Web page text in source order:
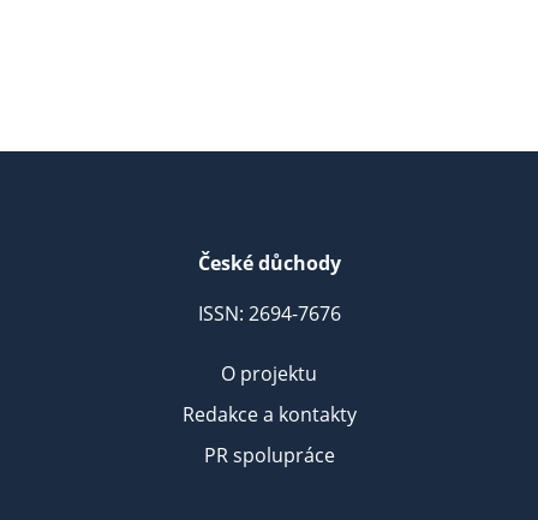
České důchody
ISSN: 2694-7676
O projektu
Redakce a kontakty
PR spolupráce